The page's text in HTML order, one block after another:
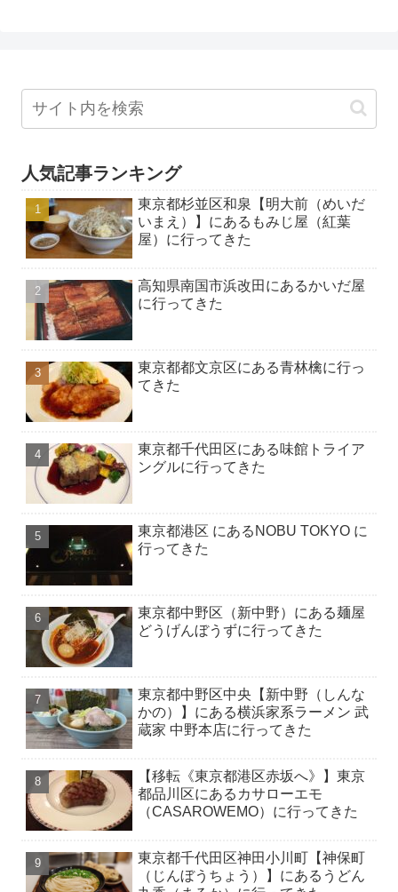
人気記事ランキング
東京都杉並区和泉【明大前（めいだ
いまえ）】にあるもみじ屋（紅葉
屋）に行ってきた
高知県南国市浜改田にあるかいだ屋
に行ってきた
東京都都文京区にある青林檎に行っ
てきた
東京都千代田区にある味館トライア
ングルに行ってきた
東京都港区 にあるNOBU TOKYO に
行ってきた
東京都中野区（新中野）にある麺屋
どうげんぼうずに行ってきた
東京都中野区中央【新中野（しんな
かの）】にある横浜家系ラーメン 武
蔵家 中野本店に行ってきた
【移転《東京都港区赤坂へ》】東京
都品川区にあるカサローエモ
（CASAROWEMO）に行ってきた
東京都千代田区神田小川町【神保町
（じんぼうちょう）】にあるうどん